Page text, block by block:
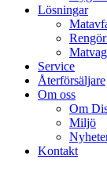
Lösningar
Service
Återförsäljare
Om oss
Om
Miljö
Kontakt